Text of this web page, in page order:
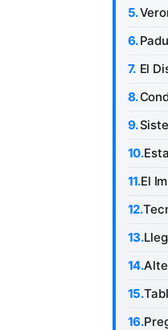
El
El